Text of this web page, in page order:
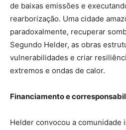
de baixas emissões e
rearborização. Uma cidade
paradoxalmente, recuperar
Segundo Helder, as obras
vulnerabilidades e criar
extremos e ondas de calor.
Financiamento e
Helder convocou a comunidade